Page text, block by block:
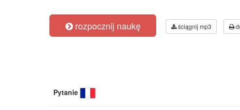
rozpocznij naukę ściągnij mp3
Pytanie